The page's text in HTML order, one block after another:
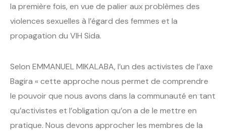
la première fois, en vue de palier aux problèmes des
violences sexuelles à l’égard des femmes et la
propagation du VIH Sida.
Selon EMMANUEL MIKALABA, l’un des activistes de l’axe
Bagira « cette approche nous permet de comprendre
le pouvoir que nous avons dans la communauté en tant
qu’activistes et l’obligation qu’on a de le mettre en
pratique. Nous devons approcher les membres de la